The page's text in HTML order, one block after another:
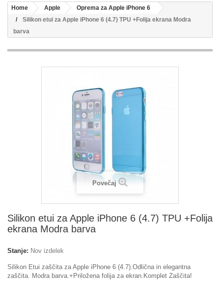
Home Apple
Oprema za Apple iPhone 6
Silikon etui za Apple iPhone 6 (4.7) TPU +Folija ekrana Modra
barva
Povečaj
Silikon etui za Apple iPhone 6 (4.7) TPU +Folija
ekrana Modra barva
Stanje: Nov izdelek
Silikon Etui zaščita za Apple iPhone 6 (4.7).Odlična in elegantna
zaščita. Modra barva.+Priložena folija za ekran.Komplet Zaščita!